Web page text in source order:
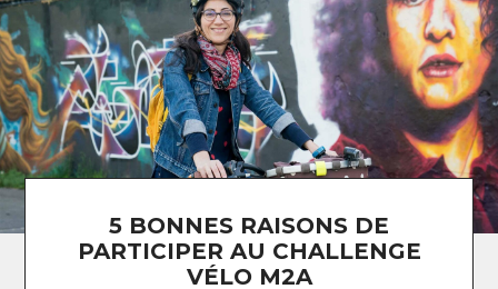
5 BONNES RAISONS DE
PARTICIPER AU CHALLENGE
VÉLO M2A